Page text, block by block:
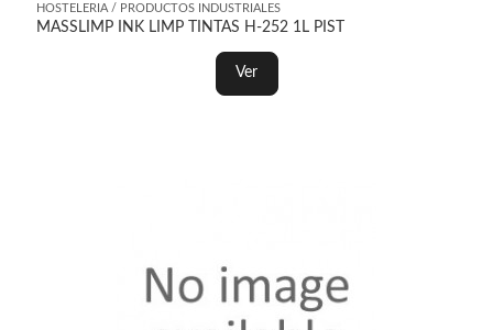
HOSTELERIA / PRODUCTOS INDUSTRIALES
MASSLIMP INK LIMP TINTAS H-252 1L PIST
Ver